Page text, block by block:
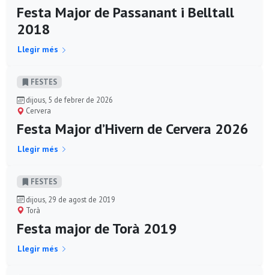
Festa Major de Passanant i Belltall
2018
Llegir més
FESTES
dijous, 5 de febrer de 2026
Cervera
Festa Major d’Hivern de Cervera 2026
Llegir més
FESTES
dijous, 29 de agost de 2019
Torà
Festa major de Torà 2019
Llegir més